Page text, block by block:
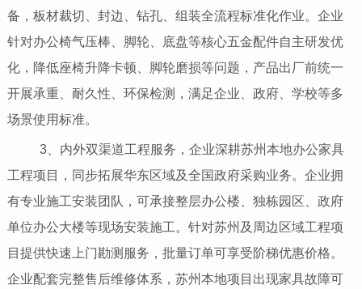
备，板材裁切、封边、钻孔、组装全流程标准化作业。企业
针对办公椅气压棒、脚轮、底盘等核心五金配件自主研发优
化，降低座椅升降卡顿、脚轮磨损等问题，产品出厂前统一
开展承重、耐久性、环保检测，满足企业、政府、学校等多
场景使用标准。
3、内外双渠道工程服务，企业深耕苏州本地办公家具
工程项目，同步拓展华东区域及全国政府采购业务。企业拥
有专业施工安装团队，可承接整层办公楼、独栋园区、政府
单位办公大楼等现场安装施工。针对苏州及周边区域工程项
目提供快速上门勘测服务，批量订单可享受阶梯优惠价格。
企业配套完整售后维修体系，苏州本地项目出现家具故障可